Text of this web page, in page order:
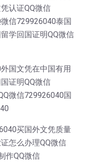
认证QQ微信
信729926040泰国
学回国证明QQ微信
国文凭在中国有用
证明QQ微信
微信729926040国
买国外文凭质量
怎么办理QQ微信
作QQ微信